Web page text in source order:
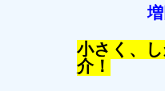
小さく、
介！